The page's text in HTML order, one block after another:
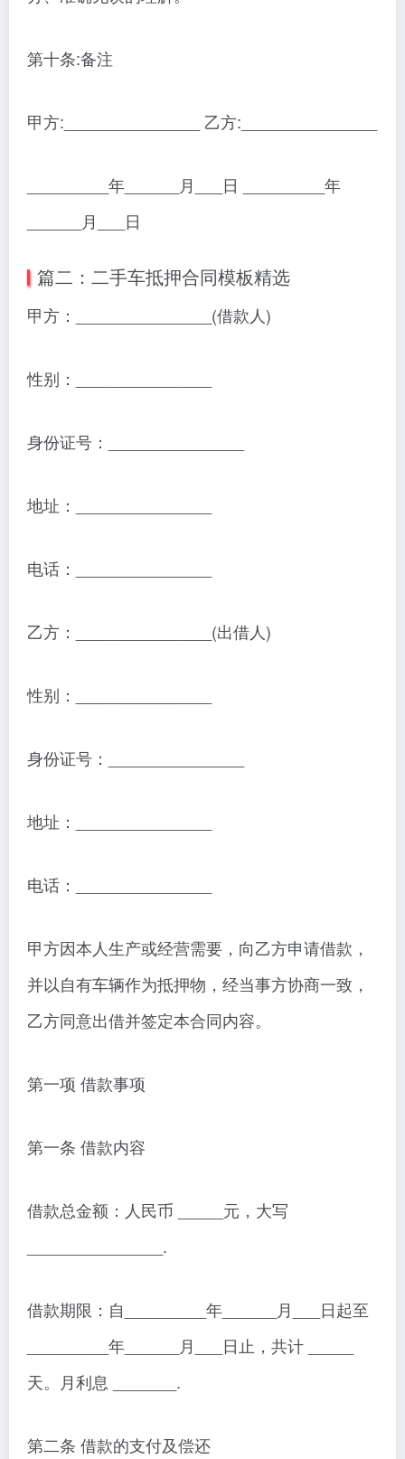
第十条:备注
甲方:_______________ 乙方:_______________
_________年______月___日 _________年
______月___日
篇二：二手车抵押合同模板精选
甲方：_______________(借款人)
性别：_______________
身份证号：_______________
地址：_______________
电话：_______________
乙方：_______________(出借人)
性别：_______________
身份证号：_______________
地址：_______________
电话：_______________
甲方因本人生产或经营需要，向乙方申请借款，
并以自有车辆作为抵押物，经当事方协商一致，
乙方同意出借并签定本合同内容。
第一项 借款事项
第一条 借款内容
借款总金额：人民币 _____元，大写
_______________.
借款期限：自_________年______月___日起至
_________年______月___日止，共计 _____
天。月利息 _______.
第二条 借款的支付及偿还